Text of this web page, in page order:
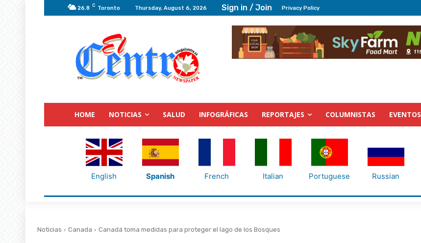
26.8 C Toronto Thursday, August 6, 2026 Sign in / Join Privacy Policy
HOME NOTICIAS SALUD INFOGRÁFICAS REPORTAJES COLUMNISTAS EVENTOS
English Spanish French Italian Portuguese Russian
Noticias Canada Canadá toma medidas para proteger el lago de los Bosques